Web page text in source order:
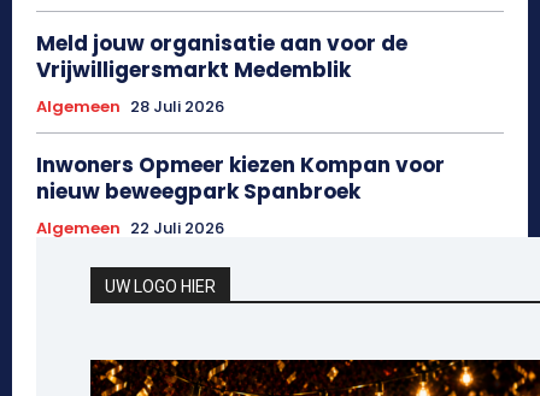
Meld jouw organisatie aan voor de
Vrijwilligersmarkt Medemblik
Algemeen 28 Juli 2026
Inwoners Opmeer kiezen Kompan voor
nieuw beweegpark Spanbroek
Algemeen 22 Juli 2026
UW LOGO HIER